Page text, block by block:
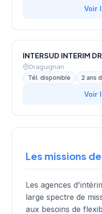
Voir
INTERSUD INTERIM
Draguignan
Tél. disponible 2 ans
Voir
Les missions
Les agences
large spectre de
aux besoins de